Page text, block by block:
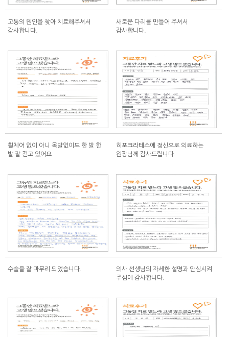
고통의 원인을 찾아 치료해주셔서
감사합니다.
새로운 다리를 만들어 주셔서
감사합니다.
휠체어 없이 아니 목발없이도 한 발 한
발 잘 걷고 있어요.
히포크라테스에 정신으로 의료하는
원장님께 감사드립니다.
수술을 잘 마무리 되었습니다.
의사 선생님의 자세한 설명과 안심시켜
주심에 감사합니다.